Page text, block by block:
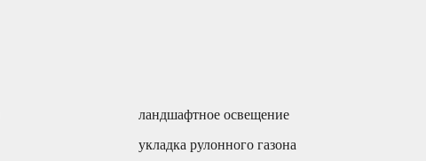
ландшафтное освещение
укладка рулонного газона